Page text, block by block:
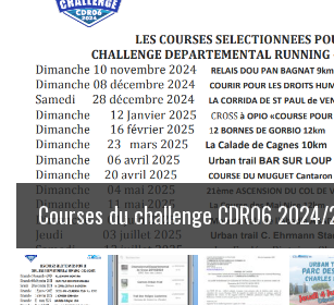
Le calendrier de la CDR06 sur votre